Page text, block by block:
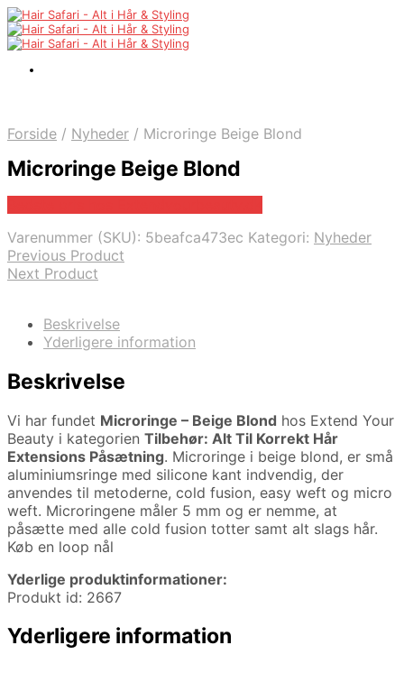
Forside / Nyheder / Microringe Beige Blond
Microringe Beige Blond
Varenummer (SKU): 5beafca473ec Kategori: Nyheder
Previous Product
Next Product
Beskrivelse
Yderligere information
Beskrivelse
Vi har fundet Microringe – Beige Blond hos Extend Your
Beauty i kategorien Tilbehør: Alt Til Korrekt Hår
Extensions Påsætning. Microringe i beige blond, er små
aluminiumsringe med silicone kant indvendig, der
anvendes til metoderne, cold fusion, easy weft og micro
weft. Microringene måler 5 mm og er nemme, at
påsætte med alle cold fusion totter samt alt slags hår.
Køb en loop nål
Yderlige produktinformationer:
Produkt id: 2667
Yderligere information